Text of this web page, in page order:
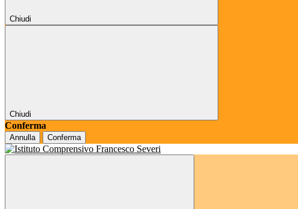
Chiudi
Chiudi
Conferma
Annulla Conferma